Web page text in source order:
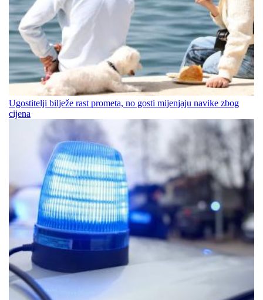
Ugostitelji bilježe rast prometa, no gosti mijenjaju navike zbog
cijena